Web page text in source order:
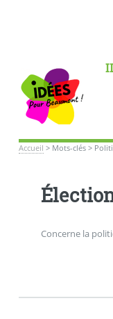
Accueil > Mots-clés>
Concerne la